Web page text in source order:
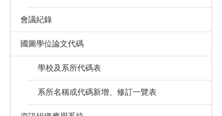
會議紀錄
國圖學位論文代碼
學校及系所代碼表
系所名稱或代碼新增、修訂一覽表